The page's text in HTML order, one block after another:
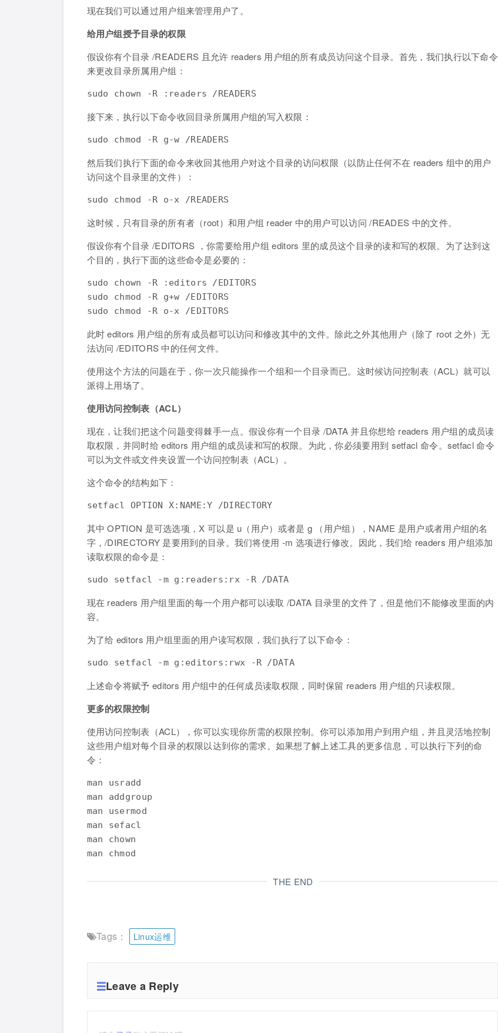
现在我们可以通过用户组来管理用户了。
给用户组授予目录的权限
假设你有个目录 /READERS 且允许 readers 用户组的所有成员访问这个目录。首先，我们执行以下命令
来更改目录所属用户组：
sudo chown -R :readers /READERS
接下来，执行以下命令收回目录所属用户组的写入权限：
sudo chmod -R g-w /READERS
然后我们执行下面的命令来收回其他用户对这个目录的访问权限（以防止任何不在 readers 组中的用户
访问这个目录里的文件）：
sudo chmod -R o-x /READERS
这时候，只有目录的所有者（root）和用户组 reader 中的用户可以访问 /READES 中的文件。
假设你有个目录 /EDITORS ，你需要给用户组 editors 里的成员这个目录的读和写的权限。为了达到这
个目的，执行下面的这些命令是必要的：
sudo chown -R :editors /EDITORS
sudo chmod -R g+w /EDITORS
sudo chmod -R o-x /EDITORS
此时 editors 用户组的所有成员都可以访问和修改其中的文件。除此之外其他用户（除了 root 之外）无
法访问 /EDITORS 中的任何文件。
使用这个方法的问题在于，你一次只能操作一个组和一个目录而已。这时候访问控制表（ACL）就可以
派得上用场了。
使用访问控制表（ACL）
现在，让我们把这个问题变得棘手一点。假设你有一个目录 /DATA 并且你想给 readers 用户组的成员读
取权限，并同时给 editors 用户组的成员读和写的权限。为此，你必须要用到 setfacl 命令。setfacl 命令
可以为文件或文件夹设置一个访问控制表（ACL）。
这个命令的结构如下：
setfacl OPTION X:NAME:Y /DIRECTORY
其中 OPTION 是可选选项，X 可以是 u（用户）或者是 g （用户组），NAME 是用户或者用户组的名
字，/DIRECTORY 是要用到的目录。我们将使用 -m 选项进行修改。因此，我们给 readers 用户组添加
读取权限的命令是：
sudo setfacl -m g:readers:rx -R /DATA
现在 readers 用户组里面的每一个用户都可以读取 /DATA 目录里的文件了，但是他们不能修改里面的内
容。
为了给 editors 用户组里面的用户读写权限，我们执行了以下命令：
sudo setfacl -m g:editors:rwx -R /DATA
上述命令将赋予 editors 用户组中的任何成员读取权限，同时保留 readers 用户组的只读权限。
更多的权限控制
使用访问控制表（ACL），你可以实现你所需的权限控制。你可以添加用户到用户组，并且灵活地控制
这些用户组对每个目录的权限以达到你的需求。如果想了解上述工具的更多信息，可以执行下列的命
令：
man usradd
man addgroup
man usermod
man sefacl
man chown
man chmod
THE END
Tags： Linux运维
Leave a Reply